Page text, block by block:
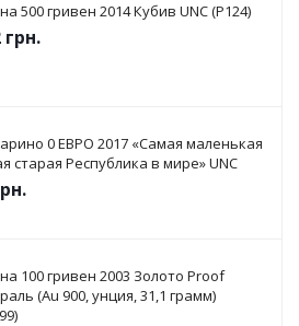
500 гривен 2014 Кубив UNC (P124)
грн.
0 ЕВРО 2017 «Самая маленькая
старая Республика в мире» UNC
100 гривен 2003 Золото Proof
(Au 900, унция, 31,1 грамм)